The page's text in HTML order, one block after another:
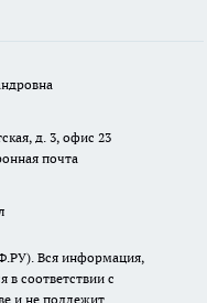
д. 3, офис 23
почта
Вся информация,
в соответствии с
и не подлежит